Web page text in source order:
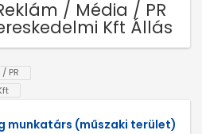
/ Média / PR
Kft Állás
PR
munkatárs (műszaki terület)